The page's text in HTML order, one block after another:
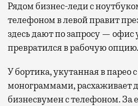
Рядом бизнес-леди с
телефоном в левой правит
здесь дают по запросу — офис
превратился в рабочую опцию.
У бортика, укутанная в парео
монограммами, расхаживает
бизнесвумен с телефоном. За